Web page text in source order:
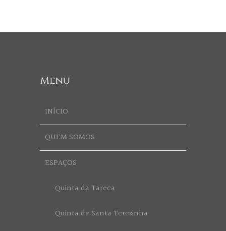
Menu
INÍCIO
QUEM SOMOS
ESPAÇOS
Quinta da Tareca
Quinta de Santa Teresinha